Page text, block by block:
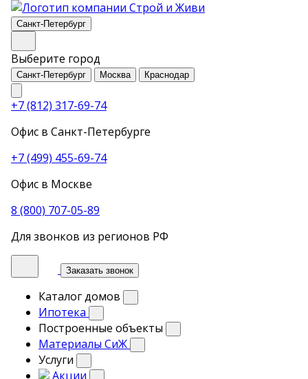
Санкт-Петербург
Выберите город
Санкт-Петербург Москва Краснодар
+7 (812) 317-69-74
Офис в Санкт-Петербурге
+7 (499) 455-69-74
Офис в Москве
8 (800) 707-05-89
Для звонков из регионов РФ
Заказать звонок
Каталог домов
Ипотека
Построенные объекты
Материалы СиЖ
Услуги
Акции